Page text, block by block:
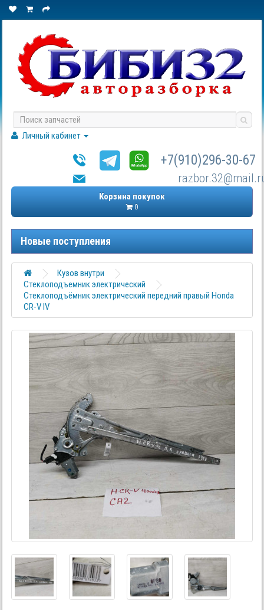
Личный кабинет
+7(910)296-30-67
Корзина покупок
0
Новые поступления
Кузов внутри
Стеклоподъемник электрический
Стеклоподъёмник электрический передний правый Honda
CR-V IV